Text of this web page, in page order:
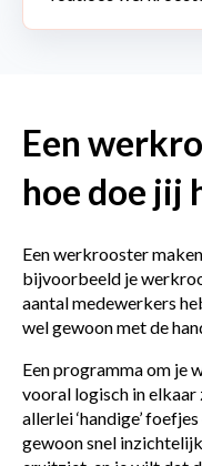
Een
hoe doe jij
Een werkrooster
bijvoorbeeld je
aantal medewerkers
wel gewoon met de
Een programma om je
vooral logisch in
allerlei ‘handige’
gewoon snel